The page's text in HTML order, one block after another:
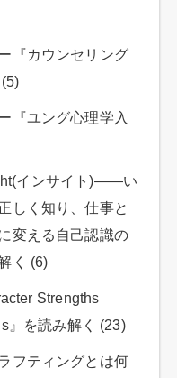
『カウンセリング
『ユング心理学入
インサイト)――い
しく知り、仕事と
変える自己認識の
く (6)
Strengths
』を読み解く (23)
フティングとは何